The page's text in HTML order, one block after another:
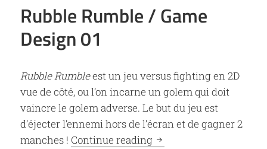
Rubble Rumble / Game
Design 01
Rubble Rumbleest un jeu versus fighting en 2D
vue de côté, ou l’on incarne un golem qui doit
vaincre le golem adverse. Le but du jeu est
d’éjecter l’ennemi hors de l’écran et de gagner 2
manches ! Continue reading Rubble Rumble / Game